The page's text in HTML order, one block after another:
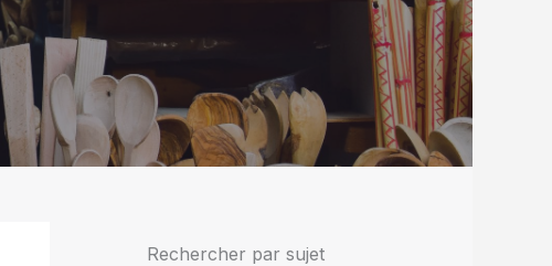
Rechercher par sujet